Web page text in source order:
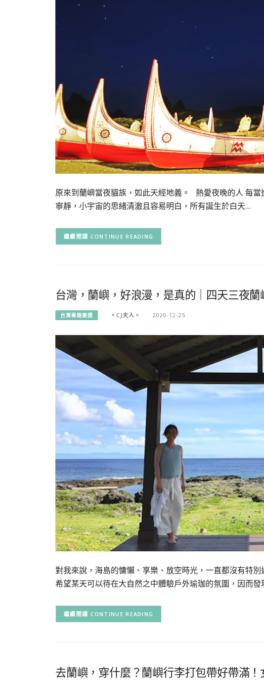
原來到蘭嶼當夜貓族，如此天經地義。 熱愛夜晚的人 每
寧靜，小宇宙的思緒清澈且容易明白，所有誕生於白天…
CONTINUE READING
台灣，蘭嶼，好浪漫，是真的｜四天三夜
台灣專題嚴選 。CJ夫人。 2020-12-25
對我來說，海島的慵懶、享樂、放空時光，一直都沒有特
希望某天可以待在大自然之中體驗戶外瑜珈的氛圍，因而
CONTINUE READING
去蘭嶼，穿什麼？蘭嶼行李打包帶好帶滿